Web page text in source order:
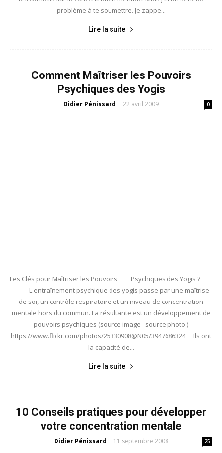
problème à te soumettre. Je zappe...
Lire la suite
Comment Maîtriser les Pouvoirs
Psychiques des Yogis
Didier Pénissard - 22 avril 2009 0
Les Clés pour Maîtriser les Pouvoirs Psychiques des Yogis ?
L'entraînement psychique des yogis passe par une maîtrise
de soi, un contrôle respiratoire et un niveau de concentration
mentale hors du commun. La résultante est un développement de
pouvoirs psychiques (source image source photo )
https://www.flickr.com/photos/25330908@N05/3947686324 Ils ont
la capacité de...
Lire la suite
10 Conseils pratiques pour développer
votre concentration mentale
Didier Pénissard - 11 septembre 2008 25